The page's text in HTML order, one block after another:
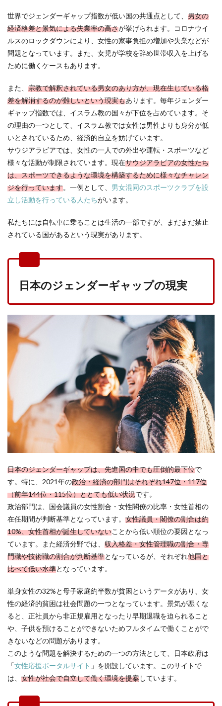
世界でジェンダーギャップ指数が低い国の共通点として、 男女の
経済格差と景気による失業率の高さが挙げられます。コロナウイ
ルスのロックダウンにより、女性の家事負担の増加や失業などが
問題となっています。また、女児が学校を辞め世帯収入を上げる
ために働くケースもあります。
また、 宗教で解釈されている男女のあり方が、現在生じている格
差を解消するのが難しいという現実もあります。毎年ジェンダー
ギャップ指数では、イスラム教の国々が下位を占めています。そ
の理由の一つとして、イスラム教では女性は男性よりも身分が低
いとされているため、経済的自立を妨げています。
サウジアラビアでは、女性の一人での外出や運転・スポーツなど
様々な活動が制限されています。現在サウジアラビアの女性たち
は、スポーツできるような環境を構築するために様々なチャレン
ジを行っています。一例として、 男女混同のスポーツクラブを設
立し活動を行っている人たちがいます。
私たちには自転車に乗ることは生活の一部ですが、まだまだ禁止
されている国があるという現実があります。
日本のジェンダーギャップの現実
日本のジェンダーギャップは、先進国の中でも圧倒的最下位で
す。特に、2021年の政治・経済の部門はそれぞれ147位・117位
（前年144位・115位）ととても低い状況です。
政治部門は、国会議員の女性割合・女性閣僚の比率・女性首相の
在任期間が判断基準となっています。 女性議員・閣僚の割合は約
10%、女性首相が誕生していないことから低い順位の要因となっ
ています。また経済分野では、 収入格差・女性管理職の割合・専
門職や技術職の割合が判断基準となっているが、それぞれ他国と
比べて低い水準となっています。
単身女性の32%と母子家庭約半数が貧困というデータがあり、女
性の経済的貧困は社会問題の一つとなっています。景気が悪くな
ると、正社員から非正規雇用となったり早期退職を迫られること
や、子供を預けることができないためフルタイムで働くことがで
きないなどの問題があります。
このような問題を解決するための一つの方法として、日本政府は
「女性応援ポータルサイト 」を開設しています。このサイトで
は、 女性が社会で自立して働く環境を提案しています。